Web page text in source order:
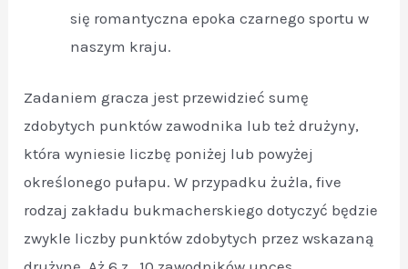
się romantyczna epoka czarnego sportu w
naszym kraju.
Zadaniem gracza jest przewidzieć sumę
zdobytych punktów zawodnika lub też drużyny,
która wyniesie liczbę poniżej lub powyżej
określonego pułapu. W przypadku żużla, five
rodzaj zakładu bukmacherskiego dotyczyć będzie
zwykle liczby punktów zdobytych przez wskazaną